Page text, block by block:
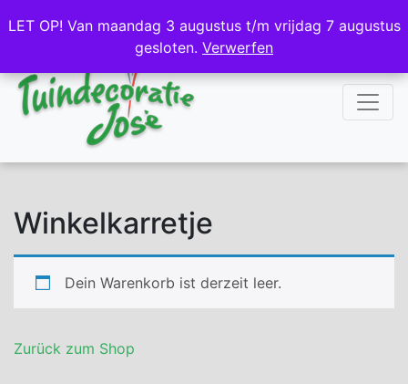
NL DE
Winkelkarretje
Dein Warenkorb ist derzeit leer.
Zurück zum Shop
LET OP! Van maandag 3 augustus t/m vrijdag 7 augustus
gesloten. Verwerfen
LET OP! Van maandag 3 augustus t/m vrijdag 7 augustus
gesloten. Verwerfen